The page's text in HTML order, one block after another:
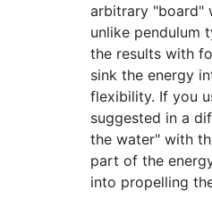
arbitrary "board"
unlike pendulum
the results with
sink the energy
flexibility. If you
suggested in a
the water" with
part of the
into propelling